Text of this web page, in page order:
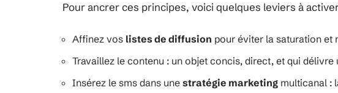
Pour ancrer ces principes, voici quelques leviers à
Affinez vos listes de diffusion pour éviter la saturation et
Travaillez le contenu : un objet concis, direct, et qui délivre
Insérez le sms dans une stratégie marketing multicanal :